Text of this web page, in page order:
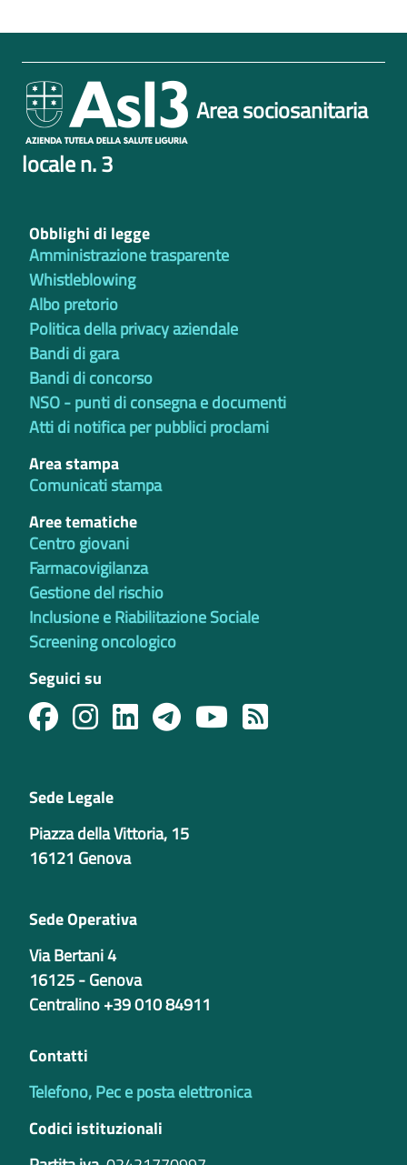
Area sociosanitaria
locale n. 3
Obblighi di legge
Amministrazione trasparente
Whistleblowing
Albo pretorio
Politica della privacy aziendale
Bandi di gara
Bandi di concorso
NSO - punti di consegna e documenti
Atti di notifica per pubblici proclami
Area stampa
Comunicati stampa
Aree tematiche
Centro giovani
Farmacovigilanza
Gestione del rischio
Inclusione e Riabilitazione Sociale
Screening oncologico
Seguici su
Sede Legale
Piazza della Vittoria, 15
16121 Genova
Sede Operativa
Via Bertani 4
16125 - Genova
Centralino +39 010 84911
Contatti
Telefono, Pec e posta elettronica
Codici istituzionali